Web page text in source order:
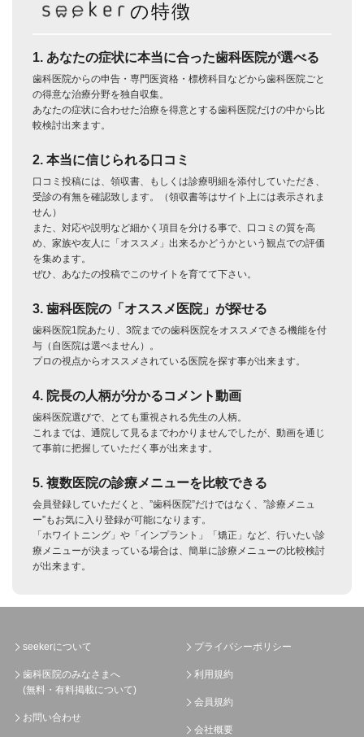
の特徴
1. あなたの症状に本当に合った歯科医院が選べる
歯科医院からの申告・専門医資格・標榜科目などから歯科医院ごと
の得意な治療分野を独自収集。
あなたの症状に合わせた治療を得意とする歯科医院だけの中から比
較検討出来ます。
2. 本当に信じられる口コミ
口コミ投稿には、領収書、もしくは診療明細を添付していただき、
受診の有無を確認致します。（領収書等はサイト上には表示されま
せん）
また、対応や説明など細かく項目を分ける事で、口コミの質を高
め、家族や友人に「オススメ」出来るかどうかという観点での評価
を集めます。
ぜひ、あなたの投稿でこのサイトを育てて下さい。
3. 歯科医院の「オススメ医院」が探せる
歯科医院1院あたり、3院までの歯科医院をオススメできる機能を付
与（自医院は選べません）。
プロの視点からオススメされている医院を探す事が出来ます。
4. 院長の人柄が分かるコメント動画
歯科医院選びで、とても重視される先生の人柄。
これまでは、通院して見るまでわかりませんでしたが、動画を通じ
て事前に把握していただく事が出来ます。
5. 複数医院の診療メニューを比較できる
会員登録していただくと、”歯科医院”だけではなく、”診療メニュ
ー”もお気に入り登録が可能になります。
「ホワイトニング」や「インプラント」「矯正」など、行いたい診
療メニューが決まっている場合は、簡単に診療メニューの比較検討
が出来ます。
seekerについて
歯科医院のみなさまへ
(無料・有料掲載について)
お問い合わせ
プライバシーポリシー
利用規約
会員規約
会社概要